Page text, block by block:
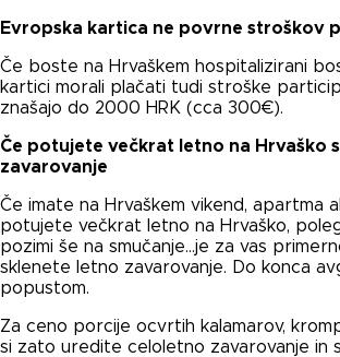
Evropska kartica ne povrne stroškov
Če boste na Hrvaškem hospitalizirani
kartici morali plačati tudi stroške
znašajo do 2000 HRK (cca 300€).
Če potujete večkrat letno na Hrvaško
zavarovanje
Če imate na Hrvaškem vikend, apartma
potujete večkrat letno na Hrvaško,
pozimi še na smučanje…je za vas
sklenete letno zavarovanje. Do konca
popustom.
Za ceno porcije ocvrtih kalamarov,
si zato uredite celoletno zavarovanje in